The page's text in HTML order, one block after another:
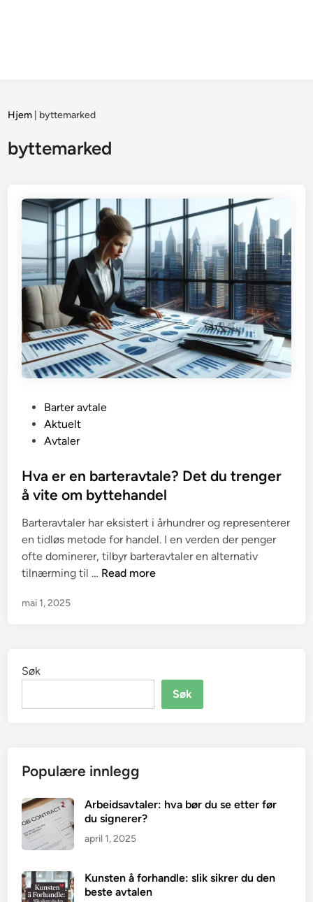
Hjem byttemarked
byttemarked
e
d
n
Barter avtale
Aktuelt
Avtaler
Hva er en barteravtale? Det du trenger
å vite om byttehandel
Barteravtaler har eksistert i århundrer og representerer
en tidløs metode for handel. I en verden der penger
ofte dominerer, tilbyr barteravtaler en alternativ
tilnærming til … H
a
r
v
t
a
e
?
Read more
mai 1, 2025
Søk
Søk
Populære innlegg
Arbeidsavtaler: hva bør du se etter før
du signerer?
april 1, 2025
Kunsten å forhandle: slik sikrer du den
beste avtalen